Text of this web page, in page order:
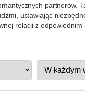
partnerów.
ustawiając
relacji z